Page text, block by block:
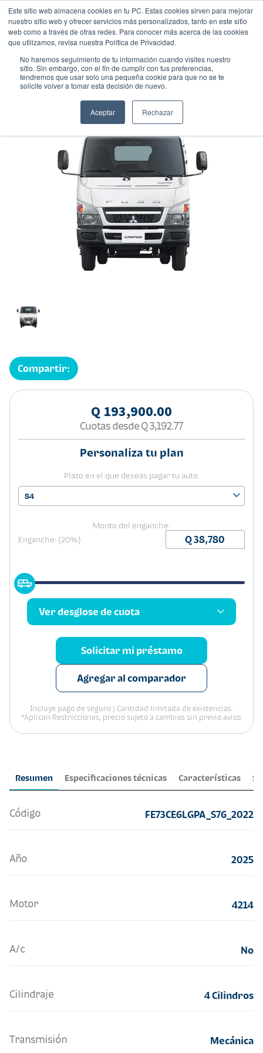
Este sitio web almacena cookies en tu PC. Estas cookies sirven para mejorar
nuestro sitio web y ofrecer servicios más personalizados, tanto en este sitio
web como a través de otras redes. Para conocer más acerca de las cookies
que utilizamos, revisa nuestra Política de Privacidad.
No haremos seguimiento de tu información cuando visites nuestro
sitio. Sin embargo, con el fin de cumplir con tus preferencias,
tendremos que usar solo una pequeña cookie para que no se te
solicite volver a tomar esta decisión de nuevo.
Aceptar Rechazar
FUSO CANTER
2025•Diesel
Resumen Especificaciones técnicas Características
Código FE73CE6LGPA_S76_2022
Año 2025
Motor 4214
A/c No
Cilindraje 4 Cilindros
Transmisión Mecánica
Compartir:
Q 193,900.00
Cuotas desde Q 3,192.77
Personaliza tu plan
Plazo en el que deseas pagar tu auto.
84
Monto del enganche:
Enganche: (20%)
Ver desglose de cuota
Solicitar mi préstamo
Agregar al comparador
Incluye pago de seguro | Cantidad limitada de existencias.
*Aplican Restricciones, precio sujeto a cambios sin previo aviso.